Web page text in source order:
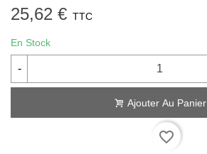
25,62 € TTC
En Stock
-
Ajouter Au Panier
favorite_border